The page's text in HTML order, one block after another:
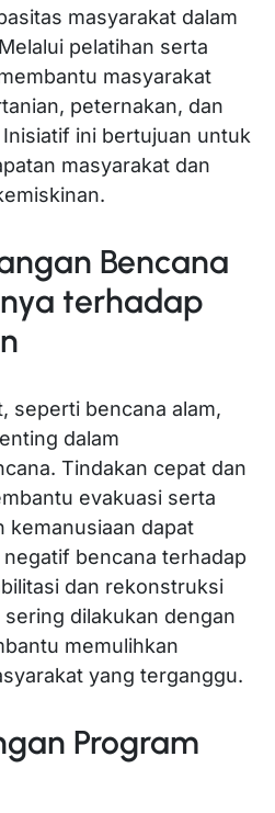
masyarakat dalam
pelatihan serta
masyarakat
peternakan, dan
ini bertujuan untuk
masyarakat dan
Bencana
terhadap
seperti bencana alam,
dalam
Tindakan cepat dan
evakuasi serta
kemanusiaan dapat
bencana terhadap
dan rekonstruksi
dilakukan dengan
memulihkan
yang terganggu.
Program